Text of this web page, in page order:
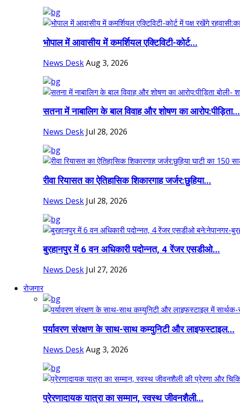
भोपाल में आवासीय में कमर्शियल एक्टिविटी-कोर्ट...
News DeskAug 3, 2026
सतना में नाबालिग के बाल विवाह और शोषण का आरोप:पीड़िता...
News Desk Jul 28, 2026
रीवा रियासत का ऐतिहासिक शिकारगाह जर्जर:छुहिया...
News Desk Jul 28, 2026
बुरहानपुर में 6 वन अधिकारी पदोन्नत, 4 रेंजर एसडीओ...
News Desk Jul 27, 2026
रोजगार
पर्यावरण संरक्षण के साथ-साथ कम्युनिटी और लाइफस्टाइल...
News DeskAug 3, 2026
प्रेरणादायक यात्रा का सम्मान, स्वस्थ जीवनशैली...